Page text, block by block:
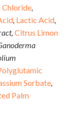
Chloride
Lactic Acid
Citrus Limon
Sorbate
Palm